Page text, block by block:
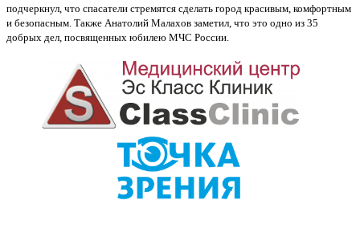
подчеркнул, что спасатели стремятся сделать город красивым, комфортным
и безопасным. Также Анатолий Малахов заметил, что это одно из 35
добрых дел, посвященных юбилею МЧС России.